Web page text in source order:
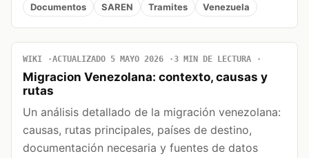
Documentos SAREN Tramites Venezuela
WIKI ACTUALIZADO 5 MAYO 2026 3 MIN DE LECTURA
Migracion Venezolana: contexto, causas y
rutas
Un análisis detallado de la migración venezolana:
causas, rutas principales, países de destino,
documentación necesaria y fuentes de datos